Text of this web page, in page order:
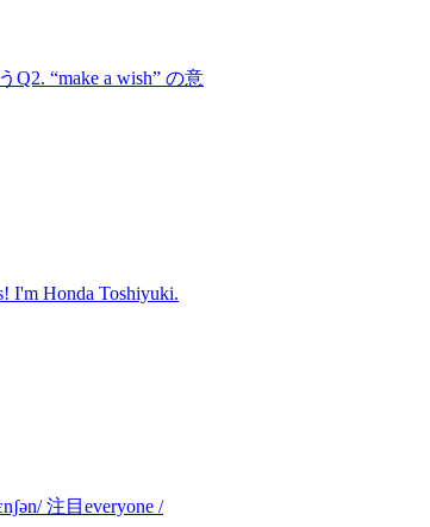
“make a wish” の意
Honda Toshiyuki.
注目everyone /